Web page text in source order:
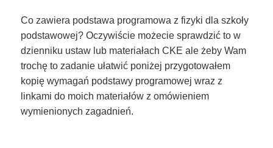
Co zawiera podstawa programowa z fizyki dla szkoły
podstawowej? Oczywiście możecie sprawdzić to w
dzienniku ustaw lub materiałach CKE ale żeby Wam
trochę to zadanie ułatwić poniżej przygotowałem
kopię wymagań podstawy programowej wraz z
linkami do moich materiałów z omówieniem
wymienionych zagadnień.